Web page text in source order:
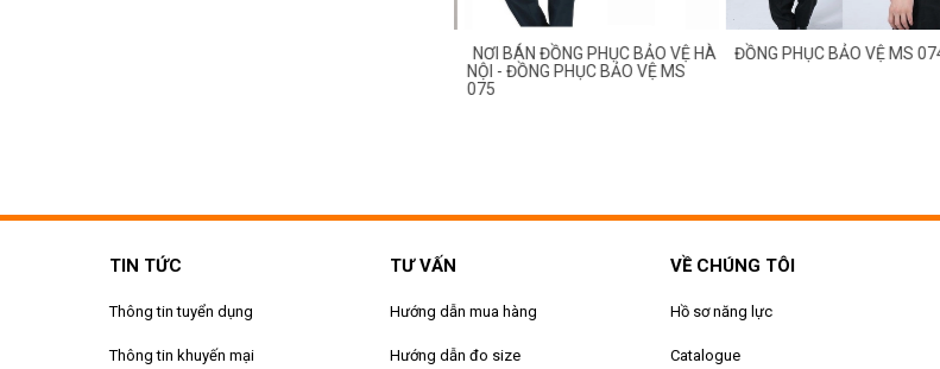
NƠI BÁN ĐỒNG PHỤC BẢO VỆ HÀ
NỘI - ĐỒNG PHỤC BẢO VỆ MS
075
ĐỒNG PHỤC BẢO VỆ MS 074
TIN TỨC
Thông tin tuyển dụng
Thông tin khuyến mại
TƯ VẤN
Hướng dẫn mua hàng
Hướng dẫn đo size
VỀ CHÚNG TÔI
Hồ sơ năng lực
Catalogue